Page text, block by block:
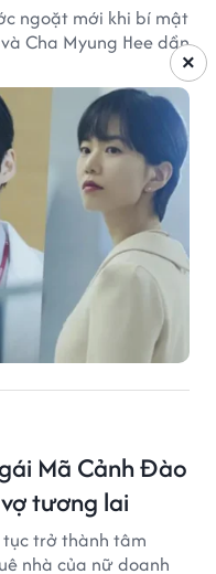
ngoặt mới khi bí mật
Cha Myung Hee dần
Mã Cảnh Đào
tương lai
trở thành tâm
nhà của nữ doanh
×